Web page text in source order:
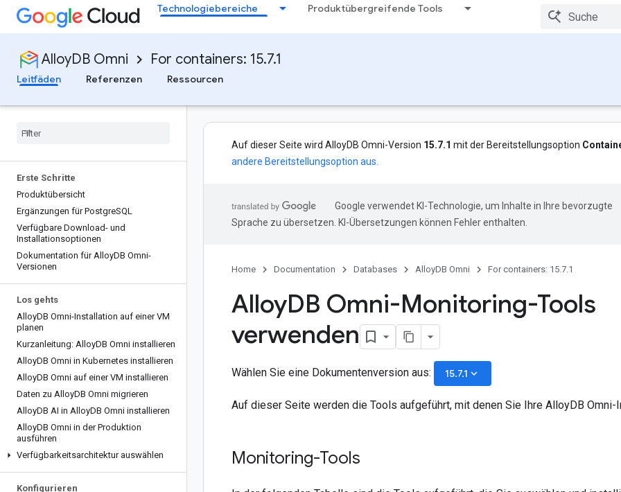
Technologiebereiche Produktübergreifende Tools
AlloyDB Omni For containers: 15.7.1
Leitfäden Referenzen Ressourcen
Erste Schritte
Produktübersicht
Ergänzungen für PostgreSQL
Verfügbare Download- und
Installationsoptionen
Dokumentation für AlloyDB Omni-
Versionen
Los gehts
AlloyDB Omni-Installation auf einer VM
planen
Kurzanleitung: AlloyDB Omni installieren
AlloyDB Omni in Kubernetes installieren
AlloyDB Omni auf einer VM installieren
Daten zu AlloyDB Omni migrieren
AlloyDB AI in AlloyDB Omni installieren
AlloyDB Omni in der Produktion
ausführen
Verfügbarkeitsarchitektur auswählen
Konfigurieren
Auf dieser Seite wird AlloyDB Omni-Version 15.7.1 mit der Bereitstellungsoption
andere Bereitstellungsoption aus.
Google verwendet KI-Technologie, um Inhalte in Ihre bevorzugte
Sprache zu übersetzen. KI-Übersetzungen können Fehler enthalten.
Home Documentation Databases AlloyDB Omni For containers: 15.7.1
AlloyDB Omni-Monitoring-Tools
verwenden
Wählen Sie eine Dokumentenversion aus: 15.7.1 keyboard_arrow_down
Auf dieser Seite werden die Tools aufgeführt, mit denen Sie Ihre AlloyDB Omni-
Monitoring-Tools